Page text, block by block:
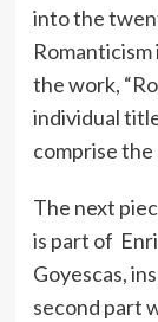
into the
the work,
individual
comprise the
The next
is part of
Goyescas,
second part